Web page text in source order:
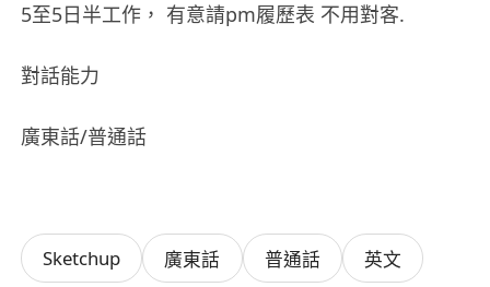
5至5日半工作， 有意請pm履歷表 不用對客.
對話能力
廣東話/普通話
Sketchup 廣東話 普通話 英文